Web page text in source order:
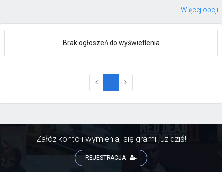
Więcej opcji
Brak ogłoszeń do wyświetlenia
1 (current)
Załóż konto i wymieniaj się grami już dziś!
REJESTRACJA